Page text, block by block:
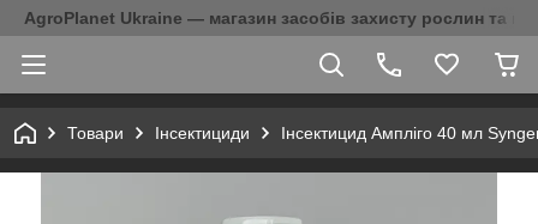
AgroPlanet Ukraine — магазин засобів захисту рослин та
Товари Інсектициди Інсектицид Ампліго 40 мл